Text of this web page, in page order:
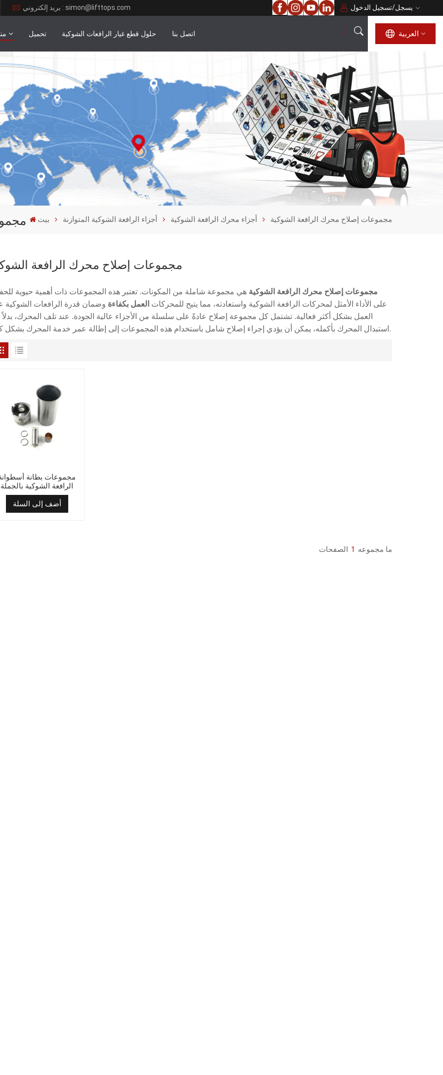
بريد إلكتروني : simon@lifttops.com تسجيل الدخول/يسجل
تحميل حلول قطع غيار الرافعات الشوكية اتصل بنا العربية
العربية
English
français
русский
español
português
بيت أجزاء الرافعة الشوكية المتوازنة أجزاء محرك الرافعة الشوكية مجموعات إصلاح محرك الرافعة الشوكية
مجموعات إصلاح محرك الرافعة
مجموعات إصلاح محرك الرافعة الشوكية هي مجموعة شاملة من المكونات. تعتبر هذه المجموعات ذات أهمية حيوية
على الأداء الأمثل لمحركات الرافعة الشوكية واستعادته، مما يتيح للمحركات العمل بكفاءة وضمان قدرة الرافعات الشوكية
العمل بشكل أكثر فعالية. تشتمل كل مجموعة إصلاح عادةً على سلسلة من الأجزاء عالية الجودة. عند تلف المحرك،
استبدال المحرك بأكمله، يمكن أن يؤدي إجراء إصلاح شامل باستخدام هذه المجموعات إلى إطالة عمر خدمة المحرك بشكل كبير.
مجموعات بطانة
الرافعة الشوكية بالجملة
لمحرك ISUZU 4JB1
أضف إلى السلة
ما مجموعه 1 الصفحات